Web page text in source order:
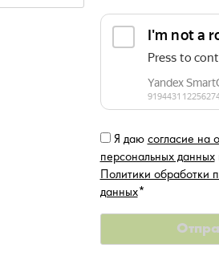
Я даю согласие на
персональных данных
Политики обработки
данных*